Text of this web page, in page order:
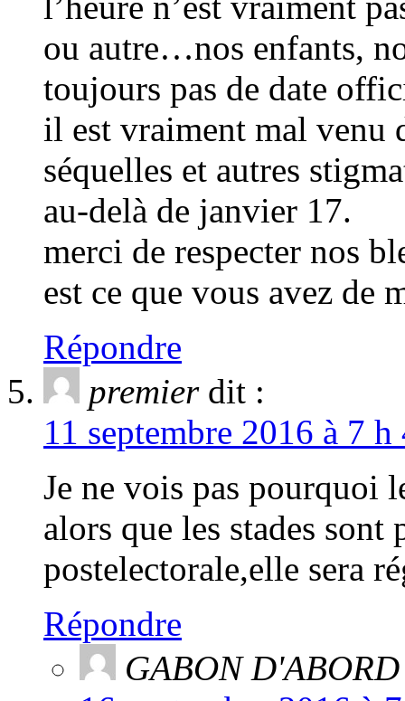
ou autre…nos enfants,
toujours pas de date
il est vraiment mal venu
séquelles et autres
au-delà de janvier 17.
merci de respecter nos
est ce que vous avez
Répondre
premier dit :
11 septembre 2016 à 7
Je ne vois pas pourquoi
alors que les stades
postelectorale,elle sera
Répondre
GABON D'ABORD